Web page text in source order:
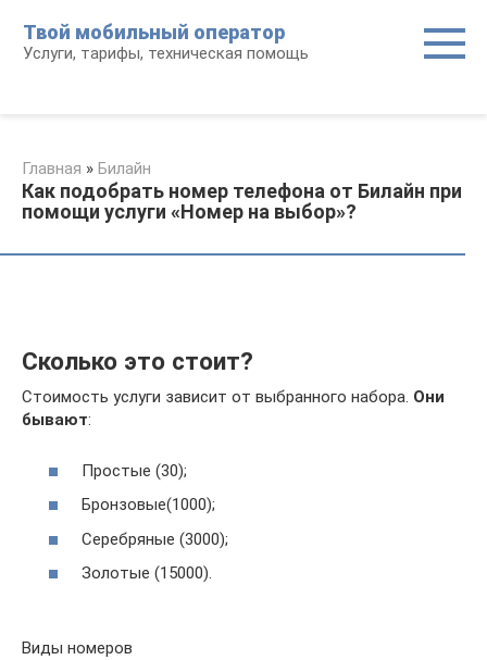
контенту
Твой мобильный оператор
Услуги, тарифы, техническая помощь
Главная » Билайн
Как подобрать номер телефона от Билайн при
помощи услуги «Номер на выбор»?
Сколько это стоит?
Стоимость услуги зависит от выбранного набора. Они
бывают:
Простые (30);
Бронзовые(1000);
Серебряные (3000);
Золотые (15000).
Виды номеров